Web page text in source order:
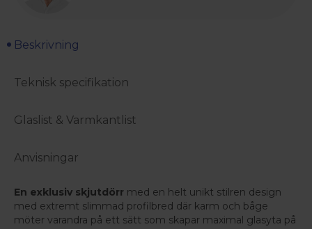
Beskrivning
Teknisk specifikation
Glaslist & Varmkantlist
Anvisningar
En exklusiv skjutdörr med en helt unikt stilren design
med extremt slimmad profilbred där karm och båge
möter varandra på ett sätt som skapar maximal glasyta på